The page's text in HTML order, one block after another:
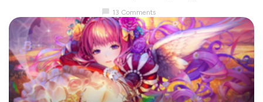
chat_bubble 13 Comments